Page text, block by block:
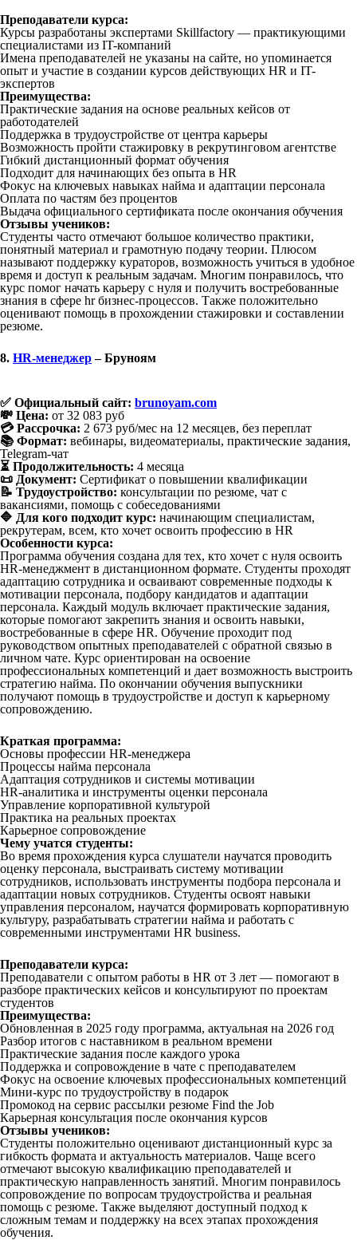
Преподаватели курса:
Курсы разработаны экспертами Skillfactory — практикующими
специалистами из IT-компаний
Имена преподавателей не указаны на сайте, но упоминается
опыт и участие в создании курсов действующих HR и IT-
экспертов
Преимущества:
Практические задания на основе реальных кейсов от
работодателей
Поддержка в трудоустройстве от центра карьеры
Возможность пройти стажировку в рекрутинговом агентстве
Гибкий дистанционный формат обучения
Подходит для начинающих без опыта в HR
Фокус на ключевых навыках найма и адаптации персонала
Оплата по частям без процентов
Выдача официального сертификата после окончания обучения
Отзывы учеников:
Студенты часто отмечают большое количество практики,
понятный материал и грамотную подачу теории. Плюсом
называют поддержку кураторов, возможность учиться в удобное
время и доступ к реальным задачам. Многим понравилось, что
курс помог начать карьеру с нуля и получить востребованные
знания в сфере hr бизнес-процессов. Также положительно
оценивают помощь в прохождении стажировки и составлении
резюме.
8. HR-менеджер– Бруноям
✅ Официальный сайт: brunoyam.com
💸 Цена: от 32 083 руб
💳 Рассрочка: 2 673 руб/мес на 12 месяцев, без переплат
📚 Формат: вебинары, видеоматериалы, практические задания,
Telegram-чат
⏳ Продолжительность: 4 месяца
📜 Документ: Сертификат о повышении квалификации
📝 Трудоустройство: консультации по резюме, чат с
вакансиями, помощь с собеседованиями
🔷 Для кого подходит курс: начинающим специалистам,
рекрутерам, всем, кто хочет освоить профессию в HR
Особенности курса:
Программа обучения создана для тех, кто хочет с нуля освоить
HR-менеджмент в дистанционном формате. Студенты проходят
адаптацию сотрудника и осваивают современные подходы к
мотивации персонала, подбору кандидатов и адаптации
персонала. Каждый модуль включает практические задания,
которые помогают закрепить знания и освоить навыки,
востребованные в сфере HR. Обучение проходит под
руководством опытных преподавателей с обратной связью в
личном чате. Курс ориентирован на освоение
профессиональных компетенций и дает возможность выстроить
стратегию найма. По окончании обучения выпускники
получают помощь в трудоустройстве и доступ к карьерному
сопровождению.
Краткая программа:
Основы профессии HR-менеджера
Процессы найма персонала
Адаптация сотрудников и системы мотивации
HR-аналитика и инструменты оценки персонала
Управление корпоративной культурой
Практика на реальных проектах
Карьерное сопровождение
Чему учатся студенты:
Во время прохождения курса слушатели научатся проводить
оценку персонала, выстраивать систему мотивации
сотрудников, использовать инструменты подбора персонала и
адаптации новых сотрудников. Студенты освоят навыки
управления персоналом, научатся формировать корпоративную
культуру, разрабатывать стратегии найма и работать с
современными инструментами HR business.
Преподаватели курса:
Преподаватели с опытом работы в HR от 3 лет — помогают в
разборе практических кейсов и консультируют по проектам
студентов
Преимущества:
Обновленная в 2025 году программа, актуальная на 2026 год
Разбор итогов с наставником в реальном времени
Практические задания после каждого урока
Поддержка и сопровождение в чате с преподавателем
Фокус на освоение ключевых профессиональных компетенций
Мини-курс по трудоустройству в подарок
Промокод на сервис рассылки резюме Find the Job
Карьерная консультация после окончания курсов
Отзывы учеников:
Студенты положительно оценивают дистанционный курс за
гибкость формата и актуальность материалов. Чаще всего
отмечают высокую квалификацию преподавателей и
практическую направленность занятий. Многим понравилось
сопровождение по вопросам трудоустройства и реальная
помощь с резюме. Также выделяют доступный подход к
сложным темам и поддержку на всех этапах прохождения
обучения.